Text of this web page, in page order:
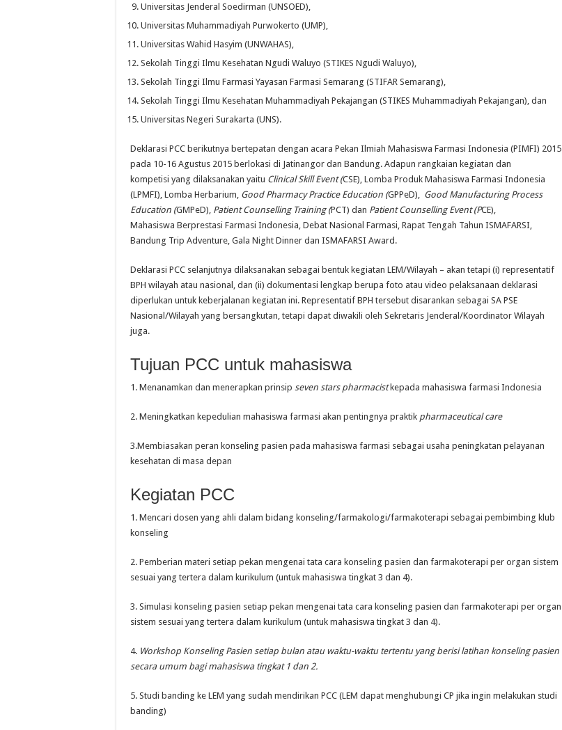
Universitas Jenderal Soedirman (UNSOED),
Universitas Muhammadiyah Purwokerto (UMP),
Universitas Wahid Hasyim (UNWAHAS),
Sekolah Tinggi Ilmu Kesehatan Ngudi Waluyo (STIKES Ngudi Waluyo),
Sekolah Tinggi Ilmu Farmasi Yayasan Farmasi Semarang (STIFAR Semarang),
Sekolah Tinggi Ilmu Kesehatan Muhammadiyah Pekajangan (STIKES Muhammadiyah Pekajangan), dan
Universitas Negeri Surakarta (UNS).
Deklarasi PCC berikutnya bertepatan dengan acara Pekan Ilmiah Mahasiswa Farmasi Indonesia (PIMFI) 2015
pada 10-16 Agustus 2015 berlokasi di Jatinangor dan Bandung. Adapun rangkaian kegiatan dan
kompetisi yang dilaksanakan yaitu Clinical Skill Event (CSE), Lomba Produk Mahasiswa Farmasi Indonesia
(LPMFI), Lomba Herbarium, Good Pharmacy Practice Education (GPPeD), Good Manufacturing Process
Education (GMPeD), Patient Counselling Training (PCT) dan Patient Counselling Event (PCE),
Mahasiswa Berprestasi Farmasi Indonesia, Debat Nasional Farmasi, Rapat Tengah Tahun ISMAFARSI,
Bandung Trip Adventure, Gala Night Dinner dan ISMAFARSI Award.
Deklarasi PCC selanjutnya dilaksanakan sebagai bentuk kegiatan LEM/Wilayah – akan tetapi (i) representatif
BPH wilayah atau nasional, dan (ii) dokumentasi lengkap berupa foto atau video pelaksanaan deklarasi
diperlukan untuk keberjalanan kegiatan ini. Representatif BPH tersebut disarankan sebagai SA PSE
Nasional/Wilayah yang bersangkutan, tetapi dapat diwakili oleh Sekretaris Jenderal/Koordinator Wilayah
juga.
Tujuan PCC untuk mahasiswa
1. Menanamkan dan menerapkan prinsip seven stars pharmacistkepada mahasiswa farmasi Indonesia
2. Meningkatkan kepedulian mahasiswa farmasi akan pentingnya praktik pharmaceutical care
3.Membiasakan peran konseling pasien pada mahasiswa farmasi sebagai usaha peningkatan pelayanan
kesehatan di masa depan
Kegiatan PCC
1. Mencari dosen yang ahli dalam bidang konseling/farmakologi/farmakoterapi sebagai pembimbing klub
konseling
2. Pemberian materi setiap pekan mengenai tata cara konseling pasien dan farmakoterapi per organ sistem
sesuai yang tertera dalam kurikulum (untuk mahasiswa tingkat 3 dan 4).
3. Simulasi konseling pasien setiap pekan mengenai tata cara konseling pasien dan farmakoterapi per organ
sistem sesuai yang tertera dalam kurikulum (untuk mahasiswa tingkat 3 dan 4).
4. Workshop Konseling Pasien setiap bulan atau waktu-waktu tertentu yang berisi latihan konseling pasien
secara umum bagi mahasiswa tingkat 1 dan 2.
5. Studi banding ke LEM yang sudah mendirikan PCC (LEM dapat menghubungi CP jika ingin melakukan studi
banding)